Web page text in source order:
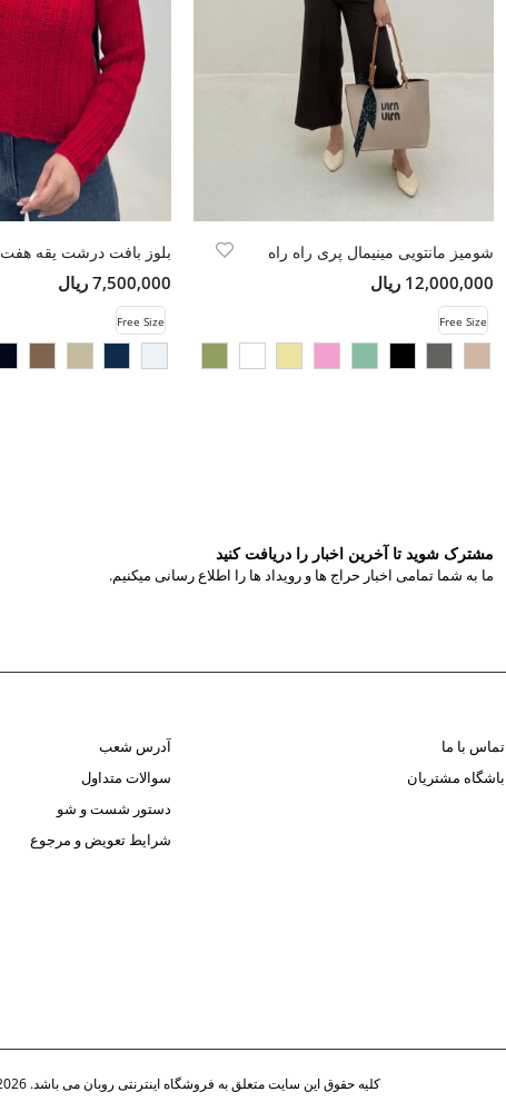
شومیز مانتویی مینیمال پری راه راه
12,000,000 ریال
Free Size
بلوز بافت درشت یقه هفت
7,500,000 ریال
Free Size
مشترک شوید تا آخرین اخبار را دریافت کنید
ما به شما تمامی اخبار حراج ها و رویداد ها را اطلاع رسانی میکنیم.
تماس با ما
باشگاه مشتریان
آدرس شعب
سوالات متداول
دستور شست و شو
شرایط تعویض و مرجوع
کلیه حقوق این سایت متعلق به فروشگاه اینترنتی روبان می باشد. 2026©